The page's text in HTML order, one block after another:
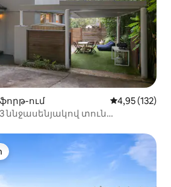
ում Միջին
4,95 (132)
տուն
տները